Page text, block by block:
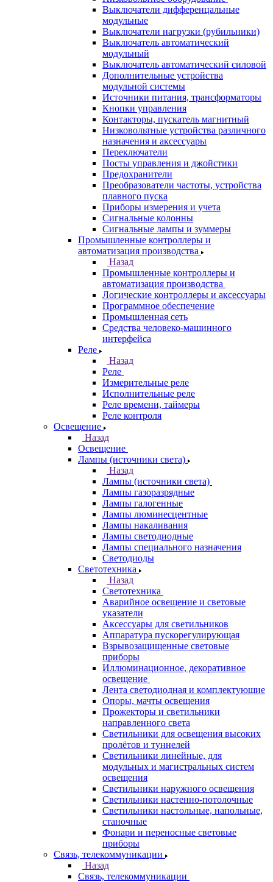
Выключатели дифференцальные
модульные
Выключатели нагрузки (рубильники)
Выключатель автоматический
модульный
Выключатель автоматический силовой
Дополнительные устройства
модульной системы
Источники питания, трансформаторы
Кнопки управления
Контакторы, пускатель магнитный
Низковольтные устройства различного
назначения и аксессуары
Переключатели
Посты управления и джойстики
Предохранители
Преобразователи частоты, устройства
плавного пуска
Приборы измерения и учета
Сигнальные колонны
Сигнальные лампы и зуммеры
Промышленные контроллеры и
автоматизация производства
Назад
Промышленные контроллеры и
автоматизация производства
Логические контроллеры и аксессуары
Программное обеспечение
Промышленная сеть
Средства человеко-машинного
интерфейса
Реле
Назад
Реле
Измерительные реле
Исполнительные реле
Реле времени, таймеры
Реле контроля
Освещение
Назад
Освещение
Лампы (источники света)
Назад
Лампы (источники света)
Лампы газоразрядные
Лампы галогенные
Лампы люминесцентные
Лампы накаливания
Лампы светодиодные
Лампы специального назначения
Светодиоды
Светотехника
Назад
Светотехника
Аварийное освещение и световые
указатели
Аксессуары для светильников
Аппаратура пускорегулирующая
Взрывозащищенные световые
приборы
Иллюминационное, декоративное
освещение
Лента светодиодная и комплектующие
Опоры, мачты освещения
Прожекторы и светильники
направленного света
Светильники для освещения высоких
пролётов и туннелей
Светильники линейные, для
модульных и магистральных систем
освещения
Светильники наружного освещения
Светильники настенно-потолочные
Светильники настольные, напольные,
станочные
Фонари и переносные световые
приборы
Связь, телекоммуникации
Назад
Связь, телекоммуникации